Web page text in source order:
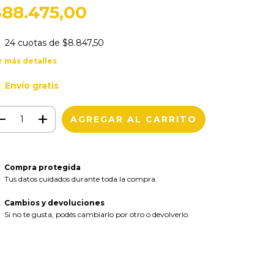
24 cuotas de $8.847,50
más detalles
Envío gratis
Compra protegida
Tus datos cuidados durante toda la compra.
Cambios y devoluciones
Si no te gusta, podés cambiarlo por otro o devolverlo.